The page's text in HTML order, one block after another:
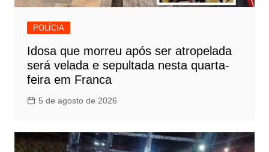
POLÍCIA
Idosa que morreu após ser atropelada
será velada e sepultada nesta quarta-
feira em Franca
5 de agosto de 2026